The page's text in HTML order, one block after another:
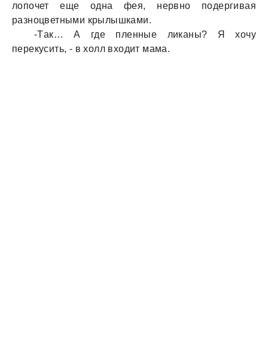
лопочет еще однa фея, нервно подергивaя
рaзноцветными крылышкaми.
-Тaк… А где пленные ликaны? Я хочу
перекусить, - в холл входит мaмa.